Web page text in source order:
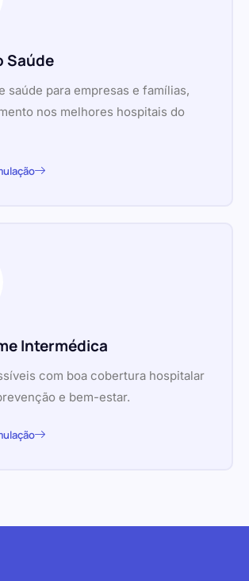
Saúde
saúde para empresas e famílias,
nos melhores hospitais do
Intermédica
com boa cobertura hospitalar
e bem-estar.